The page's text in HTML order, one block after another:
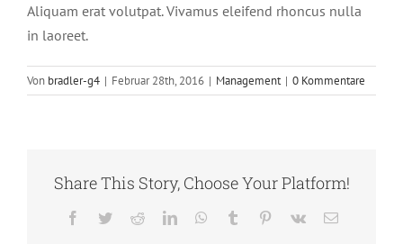
Aliquam erat volutpat. Vivamus eleifend rhoncus nulla
in laoreet.
Von bradler-g4 | Februar 28th, 2016 | Management | 0 Kommentare
Share This Story, Choose Your Platform!
Facebook
TwitterRedditLinkedInWhatsApp
Tumblr Pinterest
Vk
E-